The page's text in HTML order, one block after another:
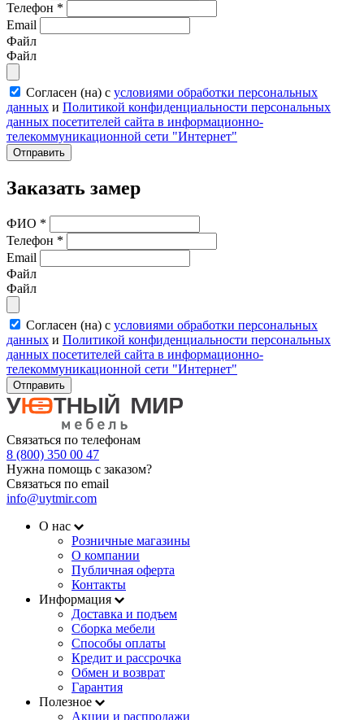
Телефон *
Email
Файл
Файл
Согласен (на) с условиями обработки персональных
данных и Политикой конфиденциальности персональных
данных посетителей сайта в информационно-
телекоммуникационной сети "Интернет"
Отправить
Заказать замер
ФИО *
Телефон *
Email
Файл
Файл
Согласен (на) с условиями обработки персональных
данных и Политикой конфиденциальности персональных
данных посетителей сайта в информационно-
телекоммуникационной сети "Интернет"
Отправить
Связаться по телефонам
8 (800) 350 00 47
Нужна помощь с заказом?
Связаться по email
info@uytmir.com
О нас
Розничные магазины
О компании
Публичная оферта
Контакты
Информация
Доставка и подъем
Сборка мебели
Способы оплаты
Кредит и рассрочка
Обмен и возврат
Гарантия
Полезное
Акции и распродажи